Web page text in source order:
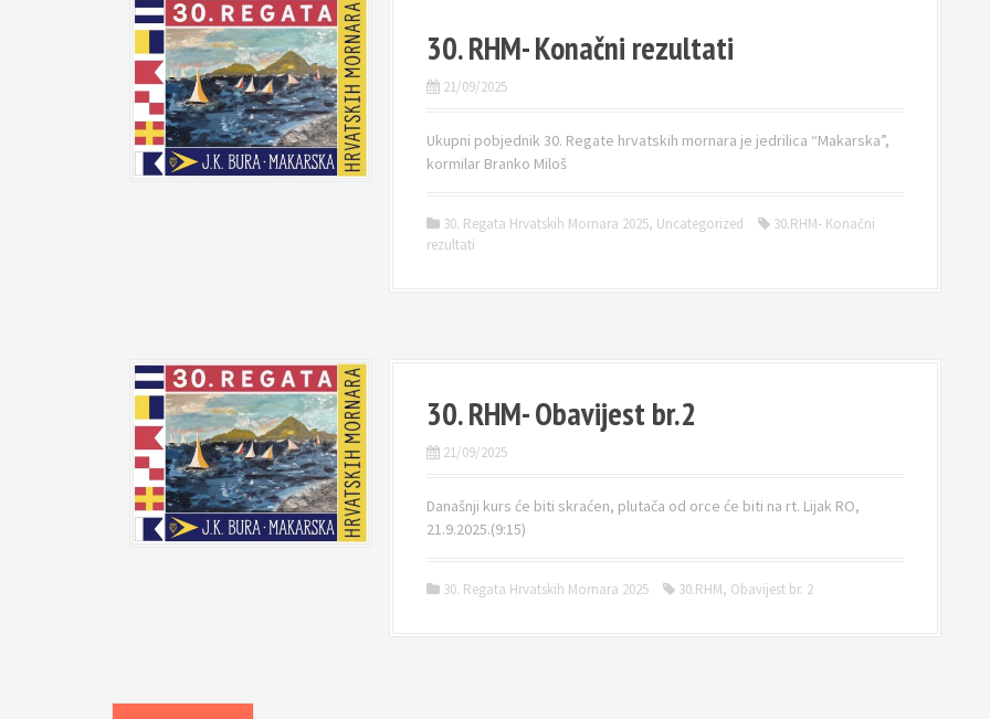
30. RHM- Konačni rezultati
21/09/2025
Ukupni pobjednik 30. Regate hrvatskih mornara je jedrilica “Makarska”,
kormilar Branko Miloš
30. Regata Hrvatskih Mornara 2025, Uncategorized
30.RHM- Konačni
rezultati
30. RHM- Obavijest br.2
21/09/2025
Današnji kurs će biti skraćen, plutača od orce će biti na rt. Lijak RO,
21.9.2025.(9:15)
30. Regata Hrvatskih Mornara 2025 30.RHM, Obavijest br. 2